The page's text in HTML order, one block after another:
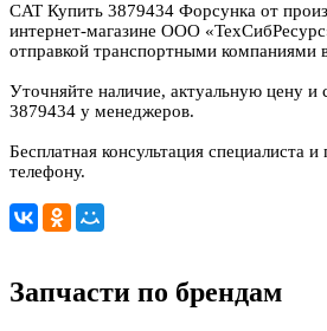
CAT Купить 3879434 Форсунка от
интернет-магазине ООО
отправкой транспортными компаниями
Уточняйте наличие, актуальную цену и
3879434 у менеджеров.
Бесплатная консультация специалиста
телефону.
Запчасти по брендам